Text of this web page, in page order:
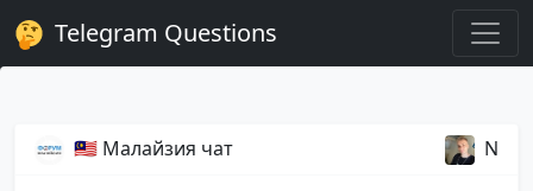
Telegram Questions
🇲🇾 Малайзия чат N